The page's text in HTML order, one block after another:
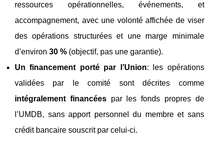
ressources opérationnelles, événements, et
accompagnement, avec une volonté affichée de viser
des opérations structurées et une marge minimale
d’environ 30 % (objectif, pas une garantie).
Un financement porté par l’Union: les opérations
validées par le comité sont décrites comme
intégralement financéespar les fonds propres de
l’UMDB, sans apport personnel du membre et sans
crédit bancaire souscrit par celui-ci.